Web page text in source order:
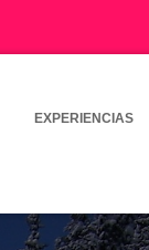
EXPERIENCIAS